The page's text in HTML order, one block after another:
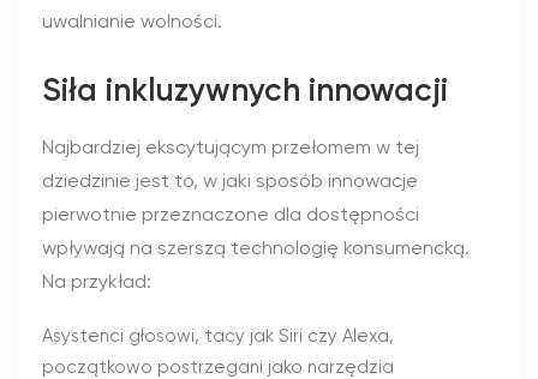
uwalnianie wolności.
Siła inkluzywnych innowacji
Najbardziej ekscytującym przełomem w tej
dziedzinie jest to, w jaki sposób innowacje
pierwotnie przeznaczone dla dostępności
wpływają na szerszą technologię konsumencką.
Na przykład:
Asystenci głosowi, tacy jak Siri czy Alexa,
początkowo postrzegani jako narzędzia